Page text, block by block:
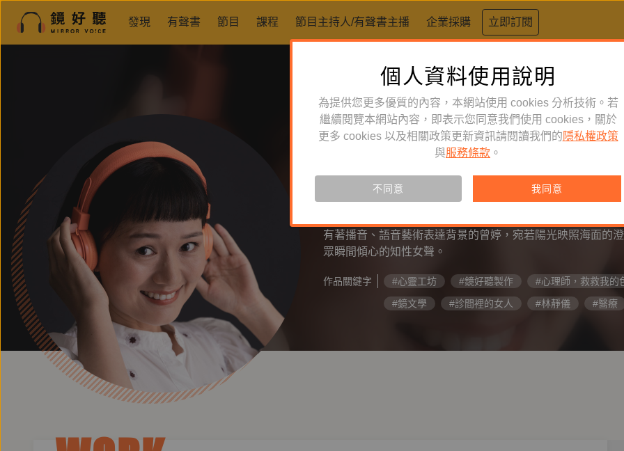
發現 有聲書 節目 課程 節目主持人/有聲書主播 企業採購 立即訂閱
有聲書主播
曾婷
有著播音、語音藝術表達背景的曾婷，宛若陽光映照海面的
眾瞬間傾心的知性女聲。
作品關鍵字 #心靈工坊 #鏡好聽製作
#心理師，救救我的
#鏡文學
#診間裡的女人 #林靜儀 #醫療
個人資料使用說明
為提供您更多優質的內容，本網站使用 cookies 分析技術。若
繼續閱覽本網站內容，即表示您同意我們使用 cookies，關於
更多 cookies 以及相關政策更新資訊請閱讀我們的 隱私權政策
與服務條款 。
不同意 我同意